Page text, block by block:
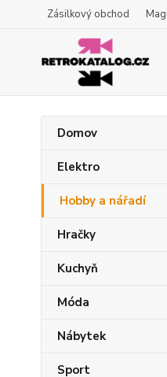
Zásilkový obchod
Domov
Elektro
Hobby a nářadí
Hračky
Kuchyň
Móda
Nábytek
Sport